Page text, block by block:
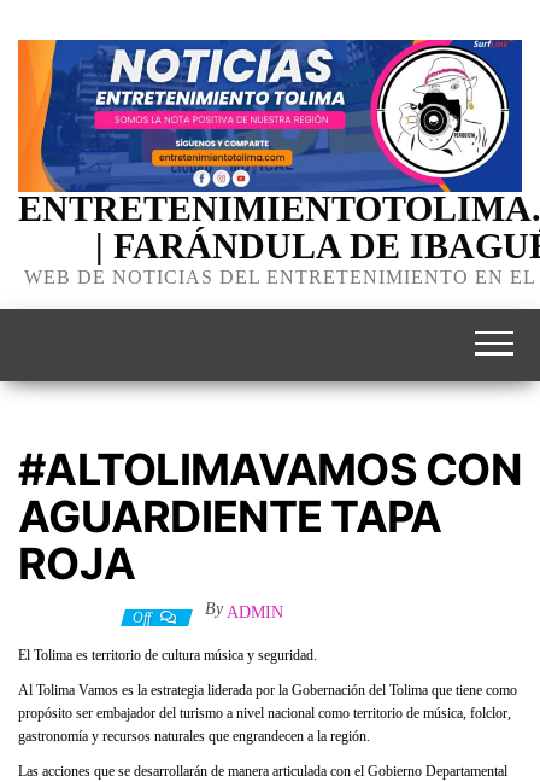
| FARÁNDULA DE
WEB DE NOTICIAS DEL ENTRETENIMIENTO EN
#ALTOLIMAVAMOS CON
AGUARDIENTE TAPA
ROJA
Off By ADMIN
El Tolima es territorio de cultura música y seguridad.
Al Tolima Vamos es la estrategia liderada por la Gobernación del Tolima que tiene como
propósito ser embajador del turismo a nivel nacional como territorio de música, folclor,
gastronomía y recursos naturales que engrandecen a la región.
Las acciones que se desarrollarán de manera articulada con el Gobierno Departamental